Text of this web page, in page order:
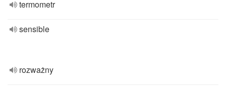
termometr
sensible
rozważny